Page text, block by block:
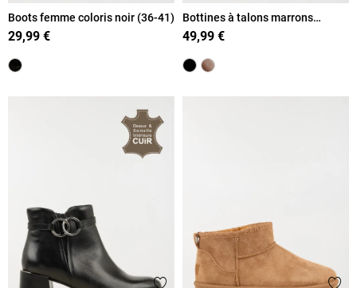
Boots femme coloris noir (36-41)
29,99 €
Bottines à talons marrons
femme (36-41)
49,99 €